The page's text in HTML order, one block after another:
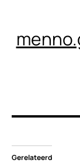
Gerelateerd